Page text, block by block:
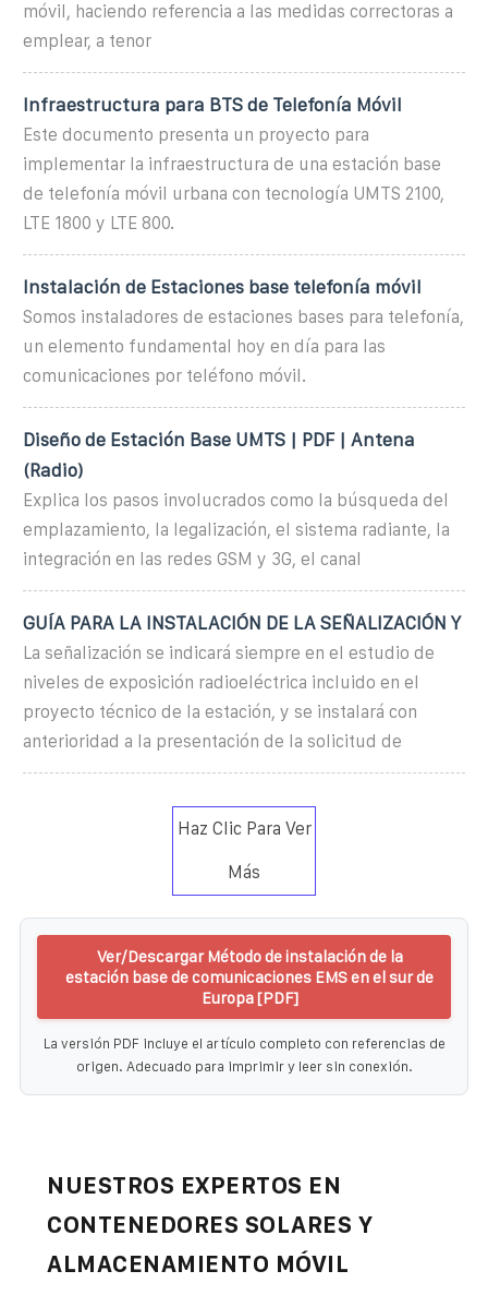
móvil, haciendo referencia a las medidas correctoras a
emplear, a tenor
Infraestructura para BTS de Telefonía Móvil
Este documento presenta un proyecto para
implementar la infraestructura de una estación base
de telefonía móvil urbana con tecnología UMTS 2100,
LTE 1800 y LTE 800.
Instalación de Estaciones base telefonía móvil
Somos instaladores de estaciones bases para telefonía,
un elemento fundamental hoy en día para las
comunicaciones por teléfono móvil.
Diseño de Estación Base UMTS | PDF | Antena
(Radio)
Explica los pasos involucrados como la búsqueda del
emplazamiento, la legalización, el sistema radiante, la
integración en las redes GSM y 3G, el canal
GUÍA PARA LA INSTALACIÓN DE LA SEÑALIZACIÓN Y
La señalización se indicará siempre en el estudio de
niveles de exposición radioeléctrica incluido en el
proyecto técnico de la estación, y se instalará con
anterioridad a la presentación de la solicitud de
Haz Clic Para Ver
Más
Ver/Descargar Método de instalación de la
estación base de comunicaciones EMS en el sur de
Europa [PDF]
La versión PDF incluye el artículo completo con referencias de
origen. Adecuado para imprimir y leer sin conexión.
NUESTROS EXPERTOS EN
CONTENEDORES SOLARES Y
ALMACENAMIENTO MÓVIL